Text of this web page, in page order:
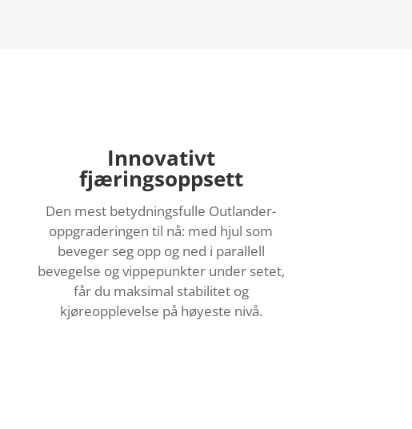
Innovativt
fjæringsoppsett
Den mest betydningsfulle Outlander-
oppgraderingen til nå: med hjul som
beveger seg opp og ned i parallell
bevegelse og vippepunkter under setet,
får du maksimal stabilitet og
kjøreopplevelse på høyeste nivå.